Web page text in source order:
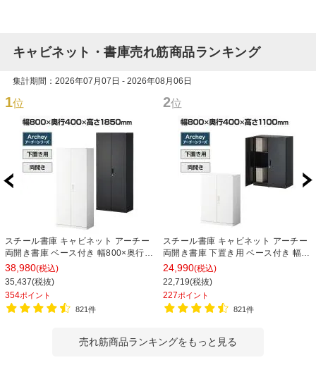
キャビネット・書庫売れ筋商品ランキング
集計期間：2026年07月07日 - 2026年08月06日
1位
スチール書庫 キャビネット アーチー
両開き書庫 ベース付き 幅800×奥行
400×高さ1850mm
38,980(税込)
35,437(税抜)
354ポイント
821件
2位
スチール書庫 キャビネット アーチー
両開き書庫 下置き用 ベース付き 幅
800×奥行400×高さ1100mm
24,990(税込)
22,719(税抜)
227ポイント
821件
売れ筋商品ランキングをもっと見る